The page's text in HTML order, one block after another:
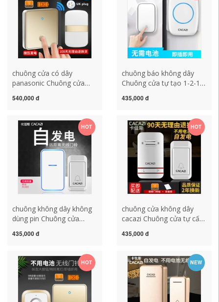
Anh Vương quốc Anh
chuông điện tử không dây
chuông báo khách ata
dây panasonic chuông cửa
kawasan
chuông cửa có dây
panasonic Chuông cửa
tại nhà Chuông cửa thông
tạo ra điều khiển từ xa
chống nước điện tử một
đến hai phong cách Anh
chuông báo không dây
chuông cửa không dây
540,000 đ
chuông báo không dây
Chuông cửa tự tạo 1-2-1
cửa điều khiển từ xa điện
dài không dùng pin chuong
cua khong day chuông cửa
không dây chống nước
435,000 đ
HOT
chuông không dây không
dùng pin Chuông cửa
điều khiển từ xa điện tử
không dùng pin Ling 1-2-1
không thấm nước chuông
kawasan chuông điện tử
không dây
435,000 đ
HOT
chuông cửa không dây
cacazi Chuông cửa tự cấp
dây tại nhà không dùng pin
thông minh đường dài một
đến hai đến ba chuông
cửa không dây cao cấp
chuông cửa có dây
panasonic
435,000 đ
HOT NEW